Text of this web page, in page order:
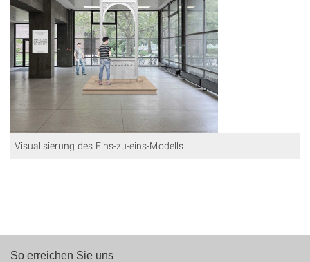
Visualisierung des Eins-zu-eins-Modells
So erreichen Sie uns